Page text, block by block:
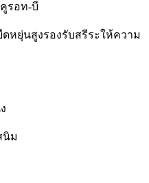
รอท-บี
หยุ่นสูงรองรับสรีระให้ความ
นิม